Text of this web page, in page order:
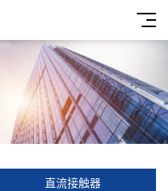
直流接触器